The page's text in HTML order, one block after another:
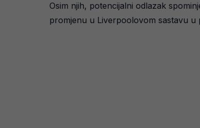
Osim njih, potencijalni odlazak
promjenu u Liverpoolovom sastavu u